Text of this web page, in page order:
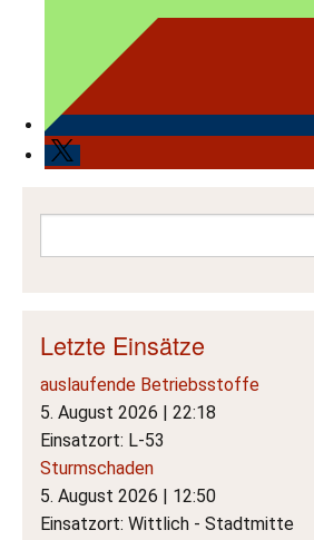
Letzte Einsätze
auslaufende Betriebsstoffe
5. August 2026 | 22:18
Einsatzort: L-53
Sturmschaden
5. August 2026 | 12:50
Einsatzort: Wittlich - Stadtmitte